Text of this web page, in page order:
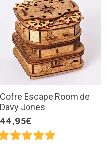
Cofre Escape Room de
Davy Jones
44,95€